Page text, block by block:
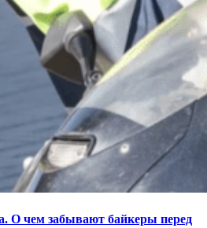
О чем забывают байкеры перед